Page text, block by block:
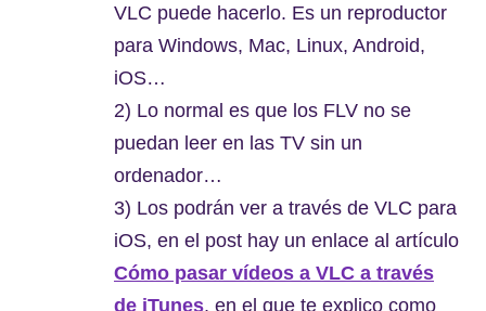
VLC puede hacerlo. Es un reproductor
para Windows, Mac, Linux, Android,
iOS…
2) Lo normal es que los FLV no se
puedan leer en las TV sin un
ordenador…
3) Los podrán ver a través de VLC para
iOS, en el post hay un enlace al artículo
Cómo pasar vídeos a VLC a través
de iTunes, en el que te explico como